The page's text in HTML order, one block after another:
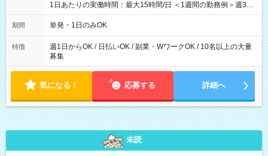
1日あたりの実働時間：最大15時間/日 ＜1週間の勤務例＞週3回
勤務 勤務：月・水・金 休み：火・木・土・日 好きな時にお仕事
可能です！ ※1日あたりの最大実働時間は日勤、夜勤共に勤務し
期間 単発・1日のみOK
特徴
週1日からOK / 日払いOK / 副業・WワークOK / 10名以上の大量
募集
気になる！ 応募する 詳細へ
未読